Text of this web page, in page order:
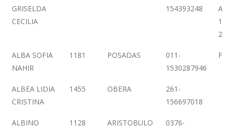
GRISELDA
CECILIA
154393248
1º
21
ALBA SOFIA
NAHIR
1181 POSADAS
011-
1530287946
ALBEA LIDIA
CRISTINA
1455 OBERA
261-
156697018
ALBINO
1128
ARISTOBULO
0376-